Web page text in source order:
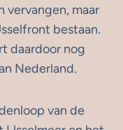
vervangen, maar
bestaan.
daardoor nog
Nederland.
van de